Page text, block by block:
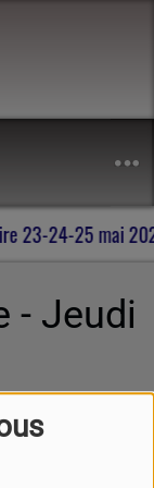
23-24-25 mai
- Jeudi